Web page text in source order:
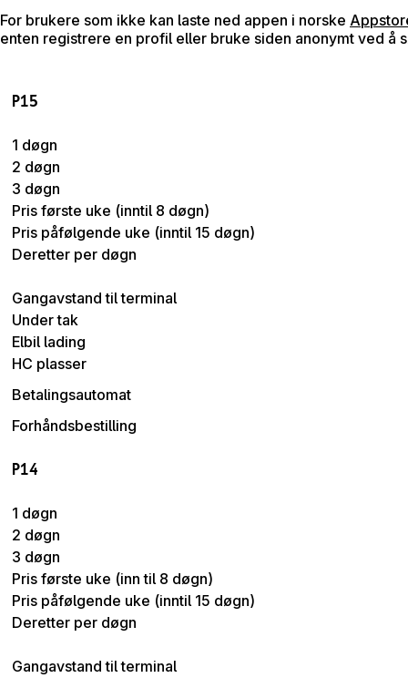
For brukere som ikke kan laste ned appen i norske
enten registrere en profil eller bruke siden anonymt ved å
P15
1 døgn
2 døgn
3 døgn
Pris første uke (inntil 8 døgn)
Pris påfølgende uke (inntil 15 døgn)
Deretter per døgn
Gangavstand til terminal
Under tak
Elbil lading
HC plasser
Betalingsautomat
Forhåndsbestilling
P14
1 døgn
2 døgn
3 døgn
Pris første uke (inn til 8 døgn)
Pris påfølgende uke (inntil 15 døgn)
Deretter per døgn
Gangavstand til terminal